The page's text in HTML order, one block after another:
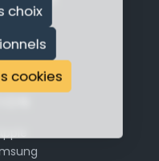
choix
cookies